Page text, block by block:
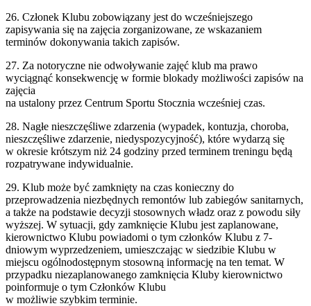
26. Członek Klubu zobowiązany jest do wcześniejszego
zapisywania się na zajęcia zorganizowane, ze wskazaniem
terminów dokonywania takich zapisów.
27. Za notoryczne nie odwoływanie zajęć klub ma prawo
wyciągnąć konsekwencję w formie blokady możliwości zapisów na
zajęcia
na ustalony przez Centrum Sportu Stocznia wcześniej czas.
28. Nagłe nieszczęśliwe zdarzenia (wypadek, kontuzja, choroba,
nieszczęśliwe zdarzenie, niedyspozycyjność), które wydarzą się
w okresie krótszym niż 24 godziny przed terminem treningu będą
rozpatrywane indywidualnie.
29. Klub może być zamknięty na czas konieczny do
przeprowadzenia niezbędnych remontów lub zabiegów sanitarnych,
a także na podstawie decyzji stosownych władz oraz z powodu siły
wyższej. W sytuacji, gdy zamknięcie Klubu jest zaplanowane,
kierownictwo Klubu powiadomi o tym członków Klubu z 7-
dniowym wyprzedzeniem, umieszczając w siedzibie Klubu w
miejscu ogólnodostępnym stosowną informację na ten temat. W
przypadku niezaplanowanego zamknięcia Kluby kierownictwo
poinformuje o tym Członków Klubu
w możliwie szybkim terminie.